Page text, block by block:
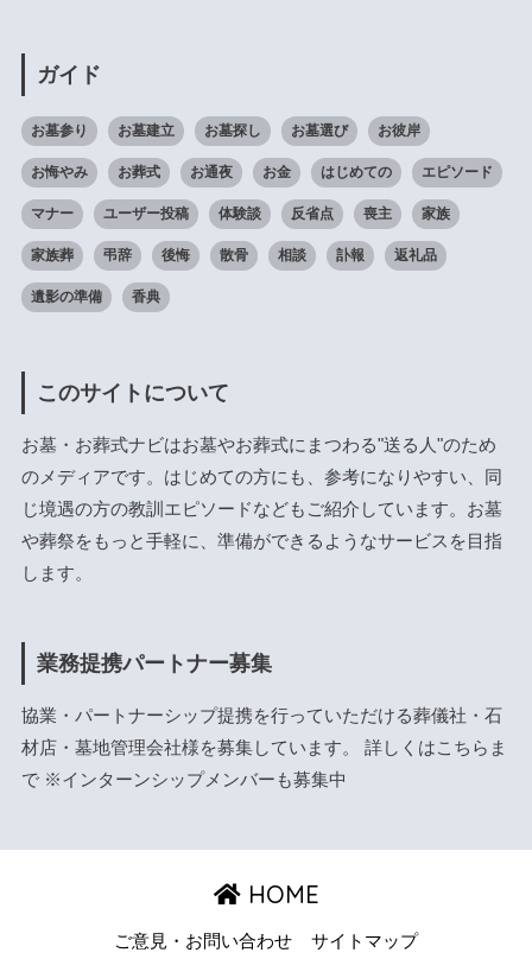
ガイド
お墓参り お墓建立 お墓探し お墓選び お彼岸
お悔やみ お葬式 お通夜 お金 はじめての エピソード
マナー ユーザー投稿 体験談 反省点 喪主 家族
家族葬 弔辞 後悔 散骨 相談 訃報 返礼品
遺影の準備 香典
このサイトについて
お墓・お葬式ナビはお墓やお葬式にまつわる"送る人"のため
のメディアです。はじめての方にも、参考になりやすい、同
じ境遇の方の教訓エピソードなどもご紹介しています。お墓
や葬祭をもっと手軽に、準備ができるようなサービスを目指
します。
業務提携パートナー募集
協業・パートナーシップ提携を行っていただける葬儀社・石
材店・墓地管理会社様を募集しています。 詳しくはこちら ま
で ※インターンシップメンバーも募集中
HOME
ご意見・お問い合わせ サイトマップ